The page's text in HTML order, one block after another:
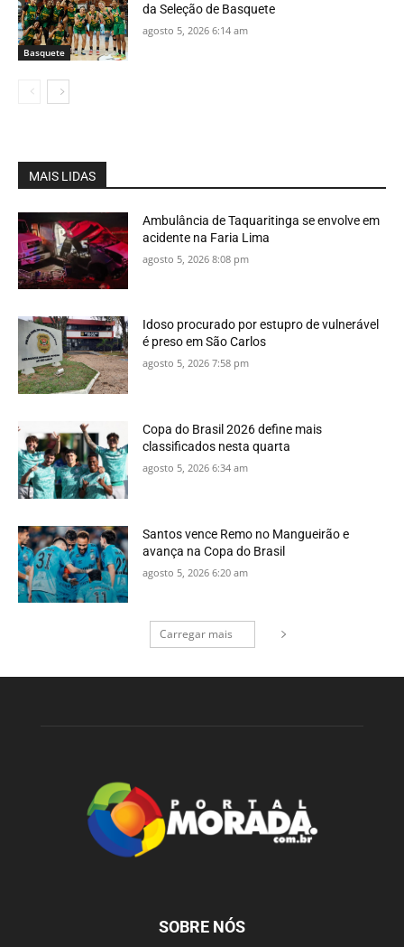
Basquete
da Seleção de Basquete
agosto 5, 2026 6:14 am
MAIS LIDAS
Ambulância de Taquaritinga se envolve em
acidente na Faria Lima
agosto 5, 2026 8:08 pm
Idoso procurado por estupro de vulnerável
é preso em São Carlos
agosto 5, 2026 7:58 pm
Copa do Brasil 2026 define mais
classificados nesta quarta
agosto 5, 2026 6:34 am
Santos vence Remo no Mangueirão e
avança na Copa do Brasil
agosto 5, 2026 6:20 am
Carregar mais
SOBRE NÓS